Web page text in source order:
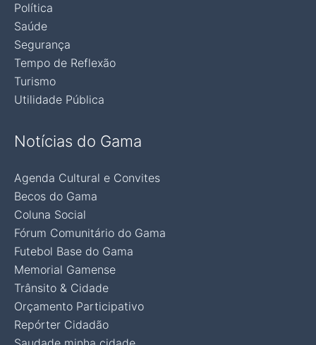
Política
Saúde
Segurança
Tempo de Reflexão
Turismo
Utilidade Pública
Notícias do Gama
Agenda Cultural e Convites
Becos do Gama
Coluna Social
Fórum Comunitário do Gama
Futebol Base do Gama
Memorial Gamense
Trânsito & Cidade
Orçamento Participativo
Repórter Cidadão